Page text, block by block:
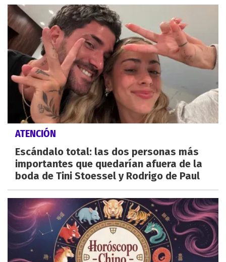
ATENCIÓN
Escándalo total: las dos personas más
importantes que quedarían afuera de la
boda de Tini Stoessel y Rodrigo de Paul